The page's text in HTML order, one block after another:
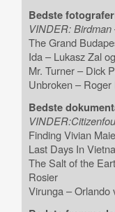
Bedste
VINDER:
The Grand
Ida – Lukasz Zal
Mr. Turner – Dick
Unbroken – Roger
Bedste
Finding Vivian
Last Days In
The Salt of the
Rosier
Virunga – Orlando